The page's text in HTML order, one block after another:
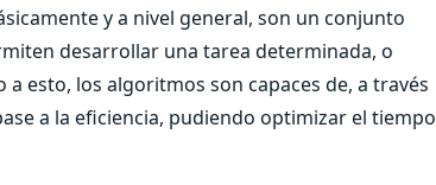
y a nivel general, son un conjunto
desarrollar una tarea determinada, o
esto, los algoritmos son capaces de, a través
a la eficiencia, pudiendo optimizar el tiempo